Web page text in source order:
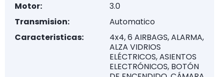
Motor:
3.0
Transmision:
Automatico
Caracteristicas:
4x4, 6 AIRBAGS, ALARMA,
ALZA VIDRIOS
ELÉCTRICOS, ASIENTOS
ELECTRÓNICOS, BOTÓN